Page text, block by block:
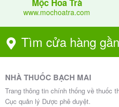
Mộc Hoa Trà
www.mochoatra.com
Tìm cửa hàng
NHÀ THUỐC BẠCH MAI
Trang thông tin chính thống về thuốc
Cục quản lý Dược phê duyệt.